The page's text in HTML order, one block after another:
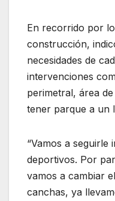
En recorrido por
construcción,
necesidades de
intervenciones
perimetral, área
tener parque a un
“Vamos a seguirle
deportivos. Por
vamos a cambiar
canchas, ya